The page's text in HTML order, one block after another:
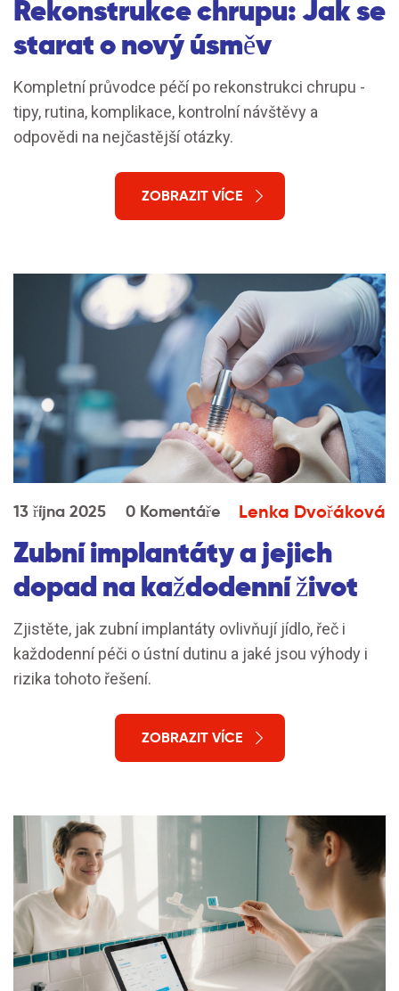
Rekonstrukce chrupu: Jak se
starat o nový úsměv
Kompletní průvodce péčí po rekonstrukci chrupu -
tipy, rutina, komplikace, kontrolní návštěvy a
odpovědi na nejčastější otázky.
ZOBRAZIT VÍCE
13 října 2025 0 Komentáře Lenka Dvořáková
Zubní implantáty a jejich
dopad na každodenní život
Zjistěte, jak zubní implantáty ovlivňují jídlo, řeč i
každodenní péči o ústní dutinu a jaké jsou výhody i
rizika tohoto řešení.
ZOBRAZIT VÍCE